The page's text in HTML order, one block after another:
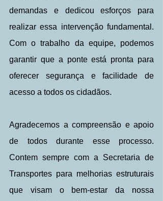
demandas e dedicou esforços para
realizar essa intervenção fundamental.
Com o trabalho da equipe, podemos
garantir que a ponte está pronta para
oferecer segurança e facilidade de
acesso a todos os cidadãos.
Agradecemos a compreensão e apoio
de todos durante esse processo.
Contem sempre com a Secretaria de
Transportes para melhorias estruturais
que visam o bem-estar da nossa